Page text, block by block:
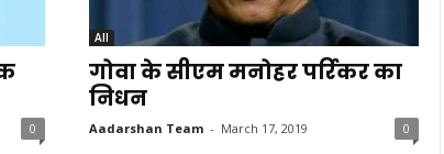
0
All
गोवा के सीएम मनोहर पर्रिकर का
निधन
Aadarshan Team - March 17, 2019 0